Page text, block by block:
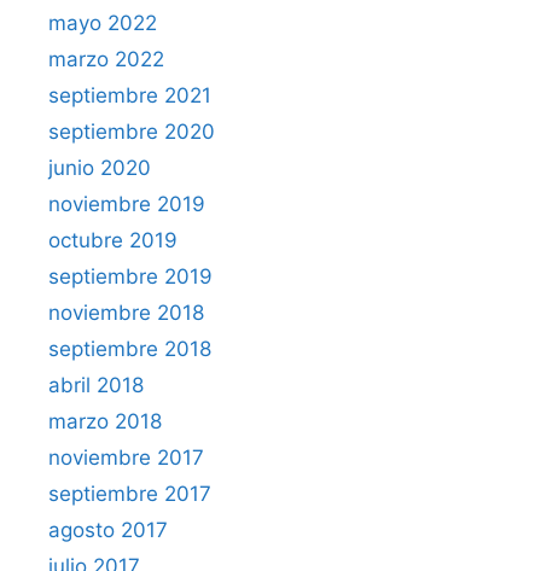
mayo 2022
marzo 2022
septiembre 2021
septiembre 2020
junio 2020
noviembre 2019
octubre 2019
septiembre 2019
noviembre 2018
septiembre 2018
abril 2018
marzo 2018
noviembre 2017
septiembre 2017
agosto 2017
julio 2017